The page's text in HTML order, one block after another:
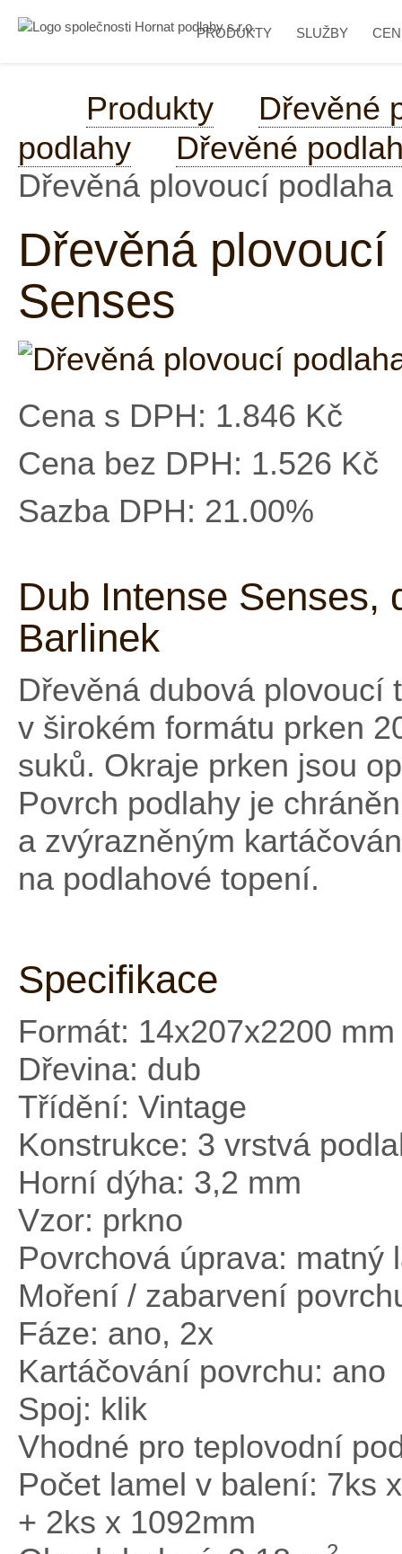
PRODUKTY SLUŽBY
Produkty
Dřevěné
podlahy
Dřevěné
Dřevěná plovoucí
Dřevěná
Senses
Cena s DPH: 1.846 Kč
Cena bez DPH: 1.526 Kč
Sazba DPH: 21.00%
Dub Intense Senses,
Barlinek
Dřevěná dubová plovoucí
v širokém formátu prken
suků. Okraje prken jsou
Povrch podlahy je
a zvýrazněným
na podlahové topení.
Specifikace
Formát: 14x207x2200 mm
Dřevina: dub
Třídění: Vintage
Konstrukce: 3 vrstvá
Horní dýha: 3,2 mm
Vzor: prkno
Povrchová úprava: matný
Moření / zabarvení
Fáze: ano, 2x
Kartáčování povrchu: ano
Spoj: klik
Vhodné pro teplovodní
Počet lamel v balení: 7ks
+ 2ks x 1092mm